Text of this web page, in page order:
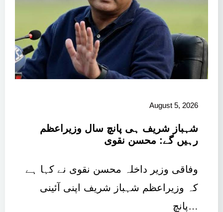
August 5, 2026
شہباز شریف ہی پانچ سال وزیراعظم
رہیں گے: محسن نقوی
وفاقی وزیر داخلہ محسن نقوی نے کہا ہے
کہ وزیراعظم شہباز شریف اپنی آئینی
پانچ…